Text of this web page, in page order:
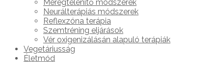
Méregtelenítő módszerek
Neurálterápiás módszerek
Reflexzóna terápia
Szemtréning eljárások
Vér oxigenizálásán alapuló terápiák
Vegetáriusság
Életmód